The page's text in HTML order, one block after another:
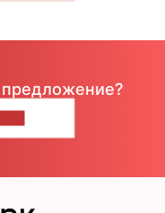
предложение?